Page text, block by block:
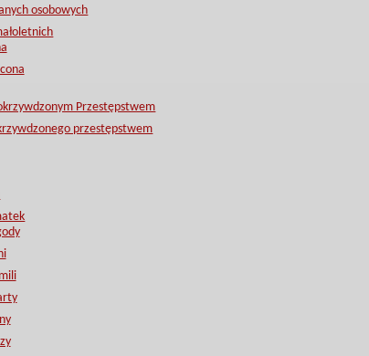
osobowych
Przestępstwem
przestępstwem